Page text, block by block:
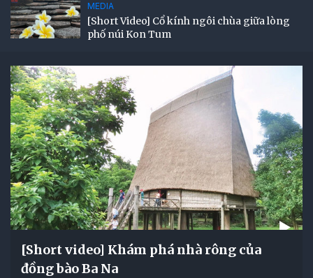
MEDIA
[Short Video] Cổ kính ngôi chùa giữa lòng
phố núi Kon Tum
[Short video] Khám phá nhà rông của
đồng bào Ba Na